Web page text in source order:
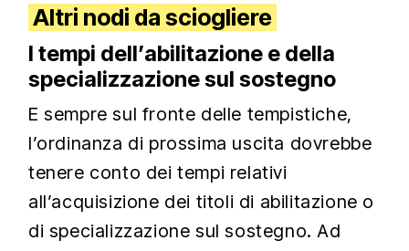
Altri nodi da sciogliere
I tempi dell’abilitazione e della
specializzazione sul sostegno
E sempre sul fronte delle tempistiche,
l’ordinanza di prossima uscita dovrebbe
tenere conto dei tempi relativi
all’acquisizione dei titoli di abilitazione o
di specializzazione sul sostegno. Ad